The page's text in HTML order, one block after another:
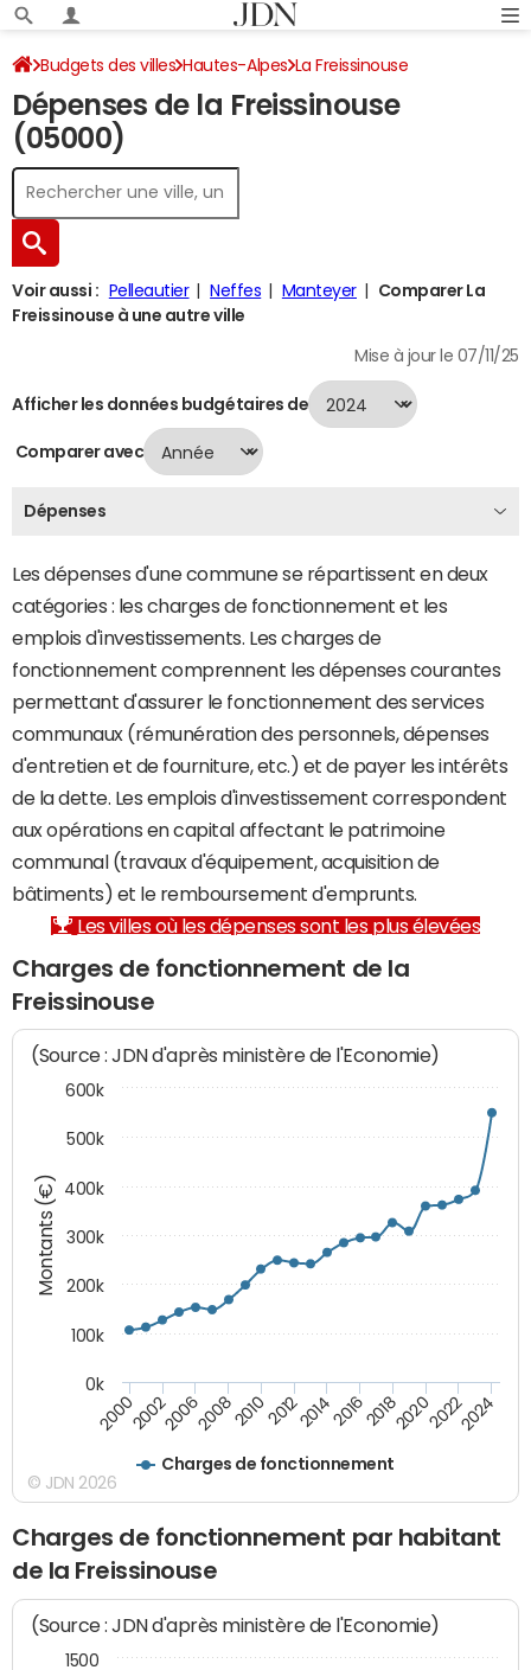
Budgets des villes Hautes-Alpes La Freissinouse
Dépenses 2024
Dépenses de la Freissinouse
(05000)
Voir aussi : Pelleautier Neffes Manteyer
Comparer La
Freissinouse à une autre ville
Mise à jour le 07/11/25
Afficher les données budgétaires de
Comparer avec
Dépenses
Les dépenses d'une commune se répartissent en deux
catégories : les charges de fonctionnement et les
emplois d'investissements. Les charges de
fonctionnement comprennent les dépenses courantes
permettant d'assurer le fonctionnement des services
communaux (rémunération des personnels, dépenses
d'entretien et de fourniture, etc.) et de payer les intérêts
de la dette. Les emplois d'investissement correspondent
aux opérations en capital affectant le patrimoine
communal (travaux d'équipement, acquisition de
bâtiments) et le remboursement d'emprunts.
Les villes où les dépenses sont les plus élevées
Charges de fonctionnement de la
Freissinouse
Montants (€)
(Source : JDN d'après ministère de l'Economie)
Charges de fonctionnement
200020022006200820102012201420162018202020222024
0k
100k
200k
300k
400k
500k
600k
© JDN 2026
Charges de fonctionnement par habitant
de la Freissinouse
(Source : JDN d'après ministère de l'Economie)
1500